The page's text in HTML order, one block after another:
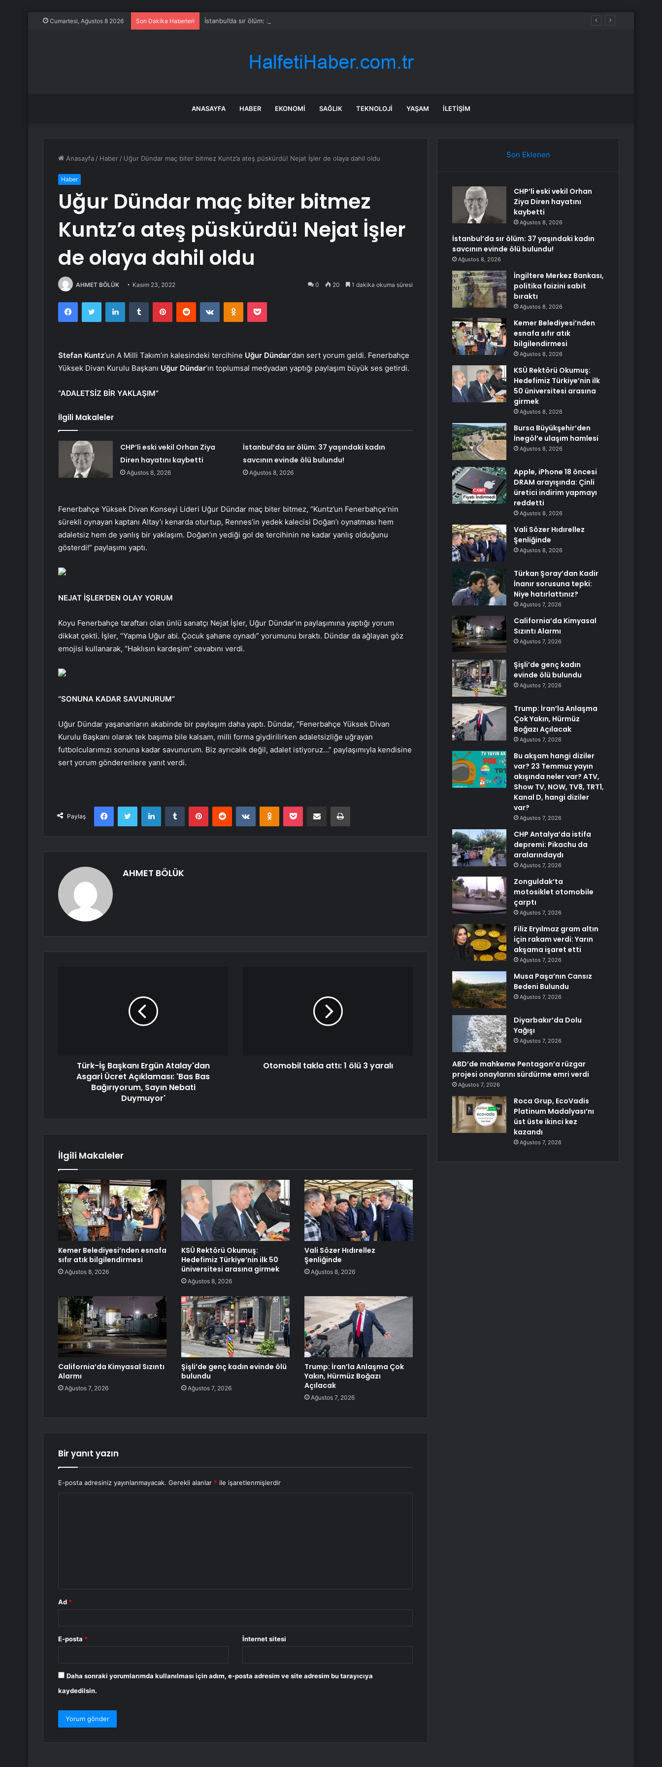
Cumartesi, Ağustos 8 2026 Son Dakika Haberleri İstanbul’da sır ölüm: 37 yaşındaki kadın savcının evinde ölü bulundu!
ANASAYFA HABER EKONOMI SAĞLIK TEKNOLOJI YAŞAM İLETIŞIM
Anasayfa / Haber / Uğur Dündar maç biter bitmez Kuntz’a ateş püskürdü! Nejat İşler de olaya dahil oldu
Haber
Uğur Dündar maç biter bitmez
Kuntz’a ateş püskürdü! Nejat İşler
de olaya dahil oldu
AHMET BÖLÜK Kasım 23, 2022 0 20 1 dakika okuma süresi
FacebookTwitter LinkedInTumblr PinterestReddit VKontakteOdnoklassniki
Pocket
Stefan Kuntz‘un A Milli Takım’ın kalesindeki tercihine Uğur Dündar‘dan sert yorum geldi. Fenerbahçe
Yüksek Divan Kurulu Başkanı Uğur Dündar‘ın toplumsal medyadan yaptığı paylaşım büyük ses getirdi.
“ADALETSİZ BİR YAKLAŞIM”
İlgili Makaleler
CHP’li eski vekil Orhan Ziya
Diren hayatını kaybetti
Ağustos 8, 2026
İstanbul’da sır ölüm: 37 yaşındaki kadın
savcının evinde ölü bulundu!
Ağustos 8, 2026
Fenerbahçe Yüksek Divan Konseyi Lideri Uğur Dündar maç biter bitmez, “Kuntz’un Fenerbahçe’nin
sürekli oynayan kaptanı Altay’ı kenarda oturtup, Rennes’in yedek kalecisi Doğan’ı oynatması hem
adaletsiz hem de yanlış bir yaklaşım. Doğan’ın yediği gol de tercihinin ne kadar yanlış olduğunu
gösterdi!” paylaşımı yaptı.
NEJAT İŞLER’DEN OLAY YORUM
Koyu Fenerbahçe taraftarı olan ünlü sanatçı Nejat İşler, Uğur Dündar’ın paylaşımına yaptığı yorum
dikkat çekti. İşler, “Yapma Uğur abi. Çocuk şahane oynadı” yorumunu bıraktı. Dündar da ağlayan göz
emojisi kullanarak, “Haklısın kardeşim” cevabını verdi.
“SONUNA KADAR SAVUNURUM”
Uğur Dündar yaşananların akabinde bir paylaşım daha yaptı. Dündar, “Fenerbahçe Yüksek Divan
Kurulu Başkanı olarak tek başıma bile kalsam, milli forma giydirilirken adaletsizliğe uğrayan
futbolcularımızı sonuna kadar savunurum. Biz ayrıcalık değil, adalet istiyoruz…” paylaşımıyla kendisine
sert yorum gönderenlere yanıt verdi.
Paylaş
FacebookTwitter LinkedInTumblr PinterestReddit VKontakteOdnoklassniki
Pocket E-Posta ile paylaş Yazdır
AHMET BÖLÜK
Türk-İş Başkanı Ergün Atalay'dan
Asgari Ücret Açıklaması: 'Bas Bas
Bağırıyorum, Sayın Nebati
Duymuyor'
Otomobil takla attı: 1 ölü 3 yaralı
İlgili Makaleler
Kemer Belediyesi’nden esnafa
sıfır atık bilgilendirmesi
Ağustos 8, 2026
KSÜ Rektörü Okumuş:
Hedefimiz Türkiye’nin ilk 50
üniversitesi arasına girmek
Ağustos 8, 2026
Vali Sözer Hıdırellez
Şenliğinde
Ağustos 8, 2026
California’da Kimyasal Sızıntı
Alarmı
Ağustos 7, 2026
Şişli’de genç kadın evinde ölü
bulundu
Ağustos 7, 2026
Trump: İran’la Anlaşma Çok
Yakın, Hürmüz Boğazı
Açılacak
Ağustos 7, 2026
Bir yanıt yazın
E-posta adresiniz yayınlanmayacak. Gerekli alanlar * ile işaretlenmişlerdir
Ad *
E-posta * İnternet sitesi
Daha sonraki yorumlarımda kullanılması için adım, e-posta adresim ve site adresim bu tarayıcıya
kaydedilsin.
Son Eklenen
CHP’li eski vekil Orhan
Ziya Diren hayatını
kaybetti
Ağustos 8, 2026
İstanbul’da sır ölüm: 37 yaşındaki kadın
savcının evinde ölü bulundu!
Ağustos 8, 2026
İngiltere Merkez Bankası,
politika faizini sabit
bıraktı
Ağustos 8, 2026
Kemer Belediyesi’nden
esnafa sıfır atık
bilgilendirmesi
Ağustos 8, 2026
KSÜ Rektörü Okumuş:
Hedefimiz Türkiye’nin ilk
50 üniversitesi arasına
girmek
Ağustos 8, 2026
Bursa Büyükşehir’den
İnegöl’e ulaşım hamlesi
Ağustos 8, 2026
Apple, iPhone 18 öncesi
DRAM arayışında: Çinli
üretici indirim yapmayı
reddetti
Ağustos 8, 2026
Vali Sözer Hıdırellez
Şenliğinde
Ağustos 8, 2026
Türkan Şoray’dan Kadir
İnanır sorusuna tepki:
Niye hatırlattınız?
Ağustos 7, 2026
California’da Kimyasal
Sızıntı Alarmı
Ağustos 7, 2026
Şişli’de genç kadın
evinde ölü bulundu
Ağustos 7, 2026
Trump: İran’la Anlaşma
Çok Yakın, Hürmüz
Boğazı Açılacak
Ağustos 7, 2026
Bu akşam hangi diziler
var? 23 Temmuz yayın
akışında neler var? ATV,
Show TV, NOW, TV8, TRT1,
Kanal D, hangi diziler
var?
Ağustos 7, 2026
CHP Antalya’da istifa
depremi: Pikachu da
aralarındaydı
Ağustos 7, 2026
Zonguldak’ta
motosiklet otomobile
çarptı
Ağustos 7, 2026
Filiz Eryılmaz gram altın
için rakam verdi: Yarın
akşama işaret etti
Ağustos 7, 2026
Musa Paşa’nın Cansız
Bedeni Bulundu
Ağustos 7, 2026
Diyarbakır’da Dolu
Yağışı
Ağustos 7, 2026
ABD’de mahkeme Pentagon’a rüzgar
projesi onaylarını sürdürme emri verdi
Ağustos 7, 2026
Roca Grup, EcoVadis
Platinum Madalyası’nı
üst üste ikinci kez
kazandı
Ağustos 7, 2026